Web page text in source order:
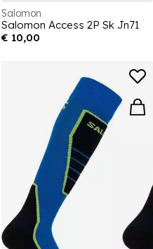
Salomon
Salomon Access 2P Sk Jn71
€ 10,00